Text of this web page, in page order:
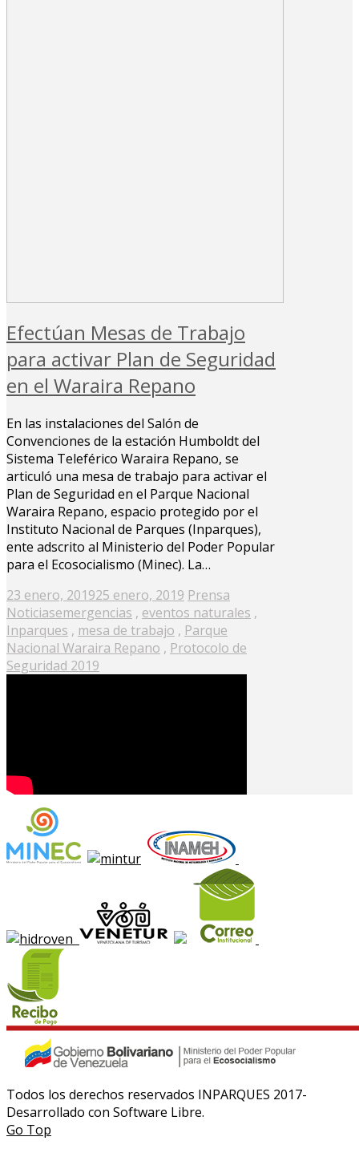
Efectúan Mesas de Trabajo
para activar Plan de Seguridad
en el Waraira Repano
En las instalaciones del Salón de
Convenciones de la estación Humboldt del
Sistema Teleférico Waraira Repano, se
articuló una mesa de trabajo para activar el
Plan de Seguridad en el Parque Nacional
Waraira Repano, espacio protegido por el
Instituto Nacional de Parques (Inparques),
ente adscrito al Ministerio del Poder Popular
para el Ecosocialismo (Minec). La…
Posted
on
23 enero, 201925 enero, 2019 Prensa
Noticiasemergencias , eventos naturales ,
Inparques , mesa de trabajo , Parque
Nacional Waraira Repano , Protocolo de
Seguridad 2019
Todos los derechos reservados INPARQUES 2017-
Desarrollado con Software Libre.
Go Top